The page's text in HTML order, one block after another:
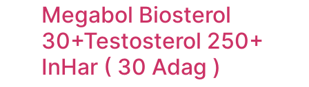
Megabol Biosterol
30+Testosterol 250+
InHar ( 30 Adag )